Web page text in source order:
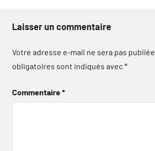
Laisser un commentaire
Votre adresse e-mail ne sera pas publiée.
obligatoires sont indiqués avec*
Commentaire*